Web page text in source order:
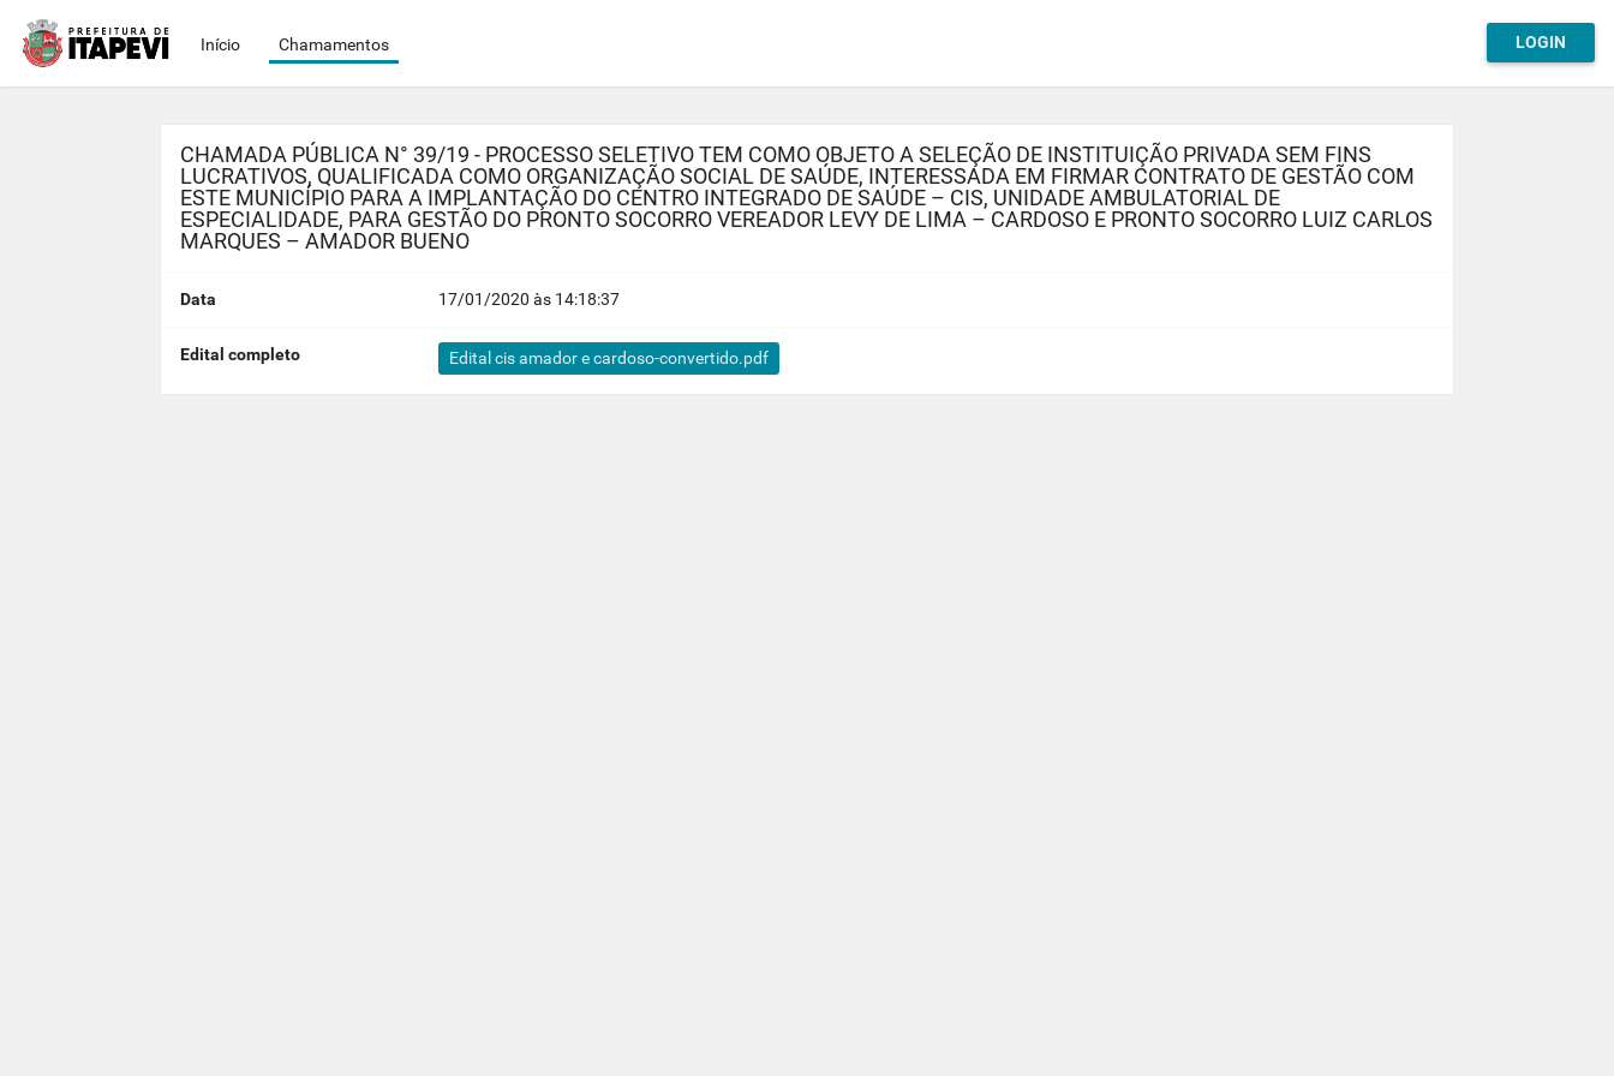
Início Chamamentos LOGIN
CHAMADA PÚBLICA N° 39/19 - PROCESSO SELETIVO TEM COMO OBJETO A SELEÇÃO DE INSTITUIÇÃO PRIVADA SEM FINS
LUCRATIVOS, QUALIFICADA COMO ORGANIZAÇÃO SOCIAL DE SAÚDE, INTERESSADA EM FIRMAR CONTRATO DE GESTÃO COM
ESTE MUNICÍPIO PARA A IMPLANTAÇÃO DO CENTRO INTEGRADO DE SAÚDE – CIS, UNIDADE AMBULATORIAL DE
ESPECIALIDADE, PARA GESTÃO DO PRONTO SOCORRO VEREADOR LEVY DE LIMA – CARDOSO E PRONTO SOCORRO LUIZ CARLOS
MARQUES – AMADOR BUENO
Data 17/01/2020 às 14:18:37
Edital completo Edital cis amador e cardoso-convertido.pdf